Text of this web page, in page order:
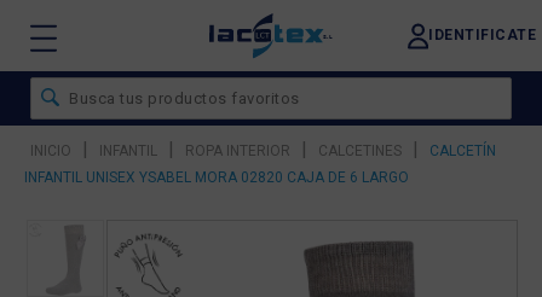
IDENTIFICATE
INICIO | INFANTIL | ROPA INTERIOR | CALCETINES |
CALCETÍN
INFANTIL UNISEX YSABEL MORA 02820 CAJA DE 6 LARGO